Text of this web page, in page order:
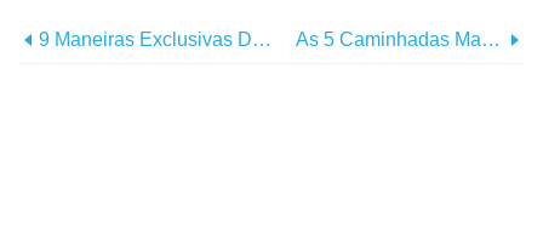
9 Maneiras Exclusivas De Sair Nesta Primavera E Verão No Coração Do Centro De Chattanooga As 5 Caminhadas Mais Difíceis Em Chattanooga